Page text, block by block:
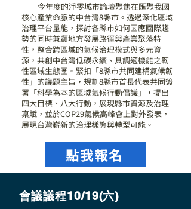
今年度的淨零城市論壇聚焦在匯聚我國
核心產業命脈的中台灣8縣市。透過深化區域
治理平台量能，探討各縣市如何因應國際趨
勢的同時兼顧地方發展路徑與產業聚落特
性，整合跨區域的氣候治理模式與多元資
源，共創中台灣低碳永續、具調適機能之韌
性區域生態圈。緊扣「8縣市共同建構氣候韌
性」的議題主旨，規劃8縣市首長代表共同簽
署「科學為本的區域氣候行動倡議」，提出
四大目標、八大行動，展現縣市資源及治理
稟賦，並於COP29氣候高峰會上對外發表，
展現台灣嶄新的治理樣態與轉型可能。
點我報名
會議議程10/19(六)